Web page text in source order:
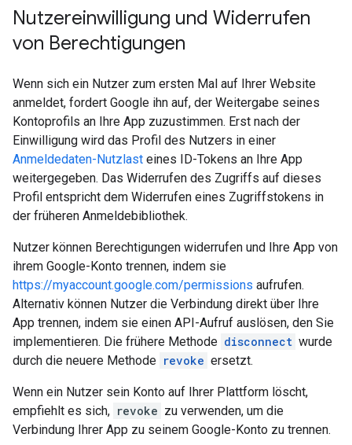
Nutzereinwilligung und Widerrufen
von Berechtigungen
Wenn sich ein Nutzer zum ersten Mal auf Ihrer Website
anmeldet, fordert Google ihn auf, der Weitergabe seines
Kontoprofils an Ihre App zuzustimmen. Erst nach der
Einwilligung wird das Profil des Nutzers in einer
Anmeldedaten-Nutzlast eines ID-Tokens an Ihre App
weitergegeben. Das Widerrufen des Zugriffs auf dieses
Profil entspricht dem Widerrufen eines Zugriffstokens in
der früheren Anmeldebibliothek.
Nutzer können Berechtigungen widerrufen und Ihre App von
ihrem Google-Konto trennen, indem sie
https://myaccount.google.com/permissions aufrufen.
Alternativ können Nutzer die Verbindung direkt über Ihre
App trennen, indem sie einen API-Aufruf auslösen, den Sie
implementieren. Die frühere Methode disconnect wurde
durch die neuere Methode revoke ersetzt.
Wenn ein Nutzer sein Konto auf Ihrer Plattform löscht,
empfiehlt es sich, revoke zu verwenden, um die
Verbindung Ihrer App zu seinem Google-Konto zu trennen.